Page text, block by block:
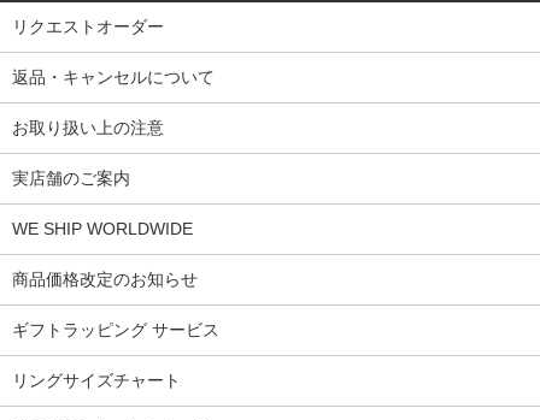
リクエストオーダー
返品・キャンセルについて
お取り扱い上の注意
実店舗のご案内
WE SHIP WORLDWIDE
商品価格改定のお知らせ
ギフトラッピング サービス
リングサイズチャート